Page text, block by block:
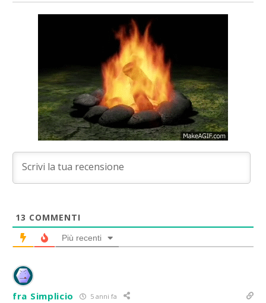
13 COMMENTI
Più recenti
fra Simplicio 5 anni fa